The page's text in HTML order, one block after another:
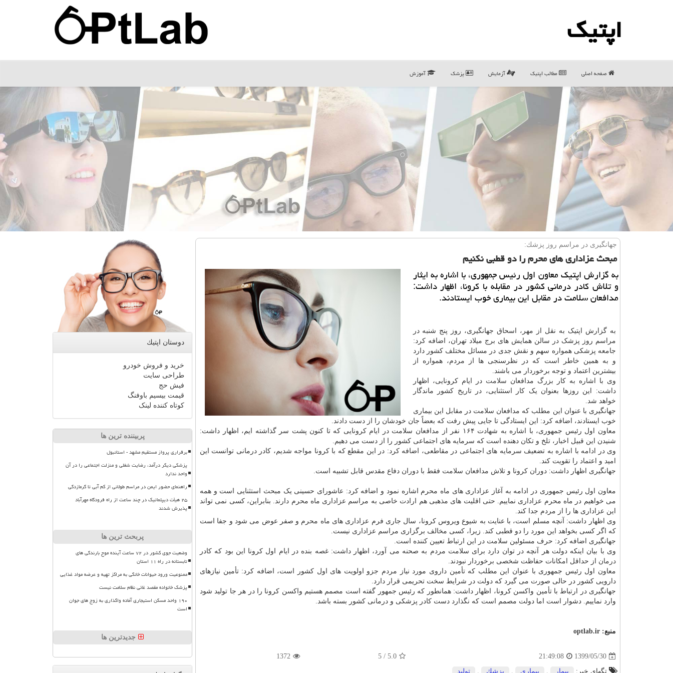
اپتیك
صفحه اصلی مطالب اپتیك آزمایش پزشک آموزش
جهانگیری در مراسم روز پزشك:
مبحث عزاداری های محرم را دو قطبی نكنیم
به گزارش اپتیك معاون اول رئیس جمهوری، با اشاره به ایثار
و تلاش كادر درمانی كشور در مقابله با كرونا، اظهار داشت:
مدافعان سلامت در مقابل این بیماری خوب ایستادند.
به گزارش اپتیک به نقل از مهر، اسحاق جهانگیری، روز پنج شنبه در
مراسم روز پزشک در سالن همایش های برج میلاد تهران، اضافه کرد:
جامعه پزشکی همواره سهم و نقش جدی در مسائل مختلف کشور دارد
و به همین خاطر است که در نظرسنجی ها از مردم، همواره از
بیشترین اعتماد و توجه برخوردار می باشند.
وی با اشاره به کار بزرگ مدافعان سلامت در ایام کرونایی، اظهار
داشت: این روزها بعنوان یک کار استثنایی، در تاریخ کشور ماندگار
خواهد شد.
جهانگیری با عنوان این مطلب که مدافعان سلامت در مقابل این بیماری
خوب ایستادند، اضافه کرد: این ایستادگی تا جایی پیش رفت که بعضاً جان خودشان را از دست دادند.
معاون اول رئیس جمهوری، با اشاره به شهادت ۱۶۴ نفر از مدافعان سلامت در ایام کرونایی که تا کنون پشت سر گذاشته ایم، اظهار داشت:
شنیدن این قبیل اخبار، تلخ و تکان دهنده است که سرمایه های اجتماعی کشور را از دست می دهیم.
وی در ادامه با اشاره به تضعیف سرمایه های اجتماعی در مقاطعی، اضافه کرد: در این مقطع که با کرونا مواجه شدیم، کادر درمانی توانست این
امید و اعتماد را تقویت کند.
جهانگیری اظهار داشت: دوران کرونا و تلاش مدافعان سلامت فقط با دوران دفاع مقدس قابل تشبیه است.
معاون اول رئیس جمهوری در ادامه به آغاز عزاداری های ماه محرم اشاره نمود و اضافه کرد: عاشورای حسینی یک مبحث استثنایی است و همه
می خواهیم در ماه محرم عزاداری نماییم. حتی اقلیت های مذهبی هم ارادت خاصی به مراسم عزاداری ماه محرم دارند. بنابراین، کسی نمی تواند
این عزاداری ها را از مردم جدا کند.
وی اظهار داشت: آنچه مسلم است، با عنایت به شیوع ویروس کرونا، سال جاری فرم عزاداری های ماه محرم و صفر عوض می شود و جفا است
که اگر کسی بخواهد این مورد را دو قطبی کند. زیرا، کسی مخالف برگزاری مراسم عزاداری نیست.
جهانگیری اضافه کرد: حرف مسئولین سلامت در این ارتباط تعیین کننده است.
وی با بیان اینکه دولت هر آنچه در توان دارد برای سلامت مردم به صحنه می آورد، اظهار داشت: غصه بنده در ایام اول کرونا این بود که کادر
درمان از حداقل امکانات حفاظت شخصی برخوردار نبودند.
معاون اول رئیس جمهوری با عنوان این مطلب که تأمین داروی مورد نیاز مردم جزو اولویت های اول کشور است، اضافه کرد: تأمین نیازهای
دارویی کشور در حالی صورت می گیرد که دولت در شرایط سخت تحریمی قرار دارد.
جهانگیری در ارتباط با تأمین واکسن کرونا، اظهار داشت: همانطور که رئیس جمهور گفته است مصمم هستیم واکسن کرونا را در هر جا تولید شود
وارد نماییم. دشوار است اما دولت مصمم است که نگذارد دست کادر پزشکی و درمانی کشور بسته باشد.
منبع: optlab.ir
1399/05/30
21:49:08
5.0
/
5
1372
تگهای خبر: بیمار , بیماری , پزشك , تولید
دوستان اپتیك
خرید و فروش خودرو
طراحی سایت
فیش حج
قیمت بیسیم باوفنگ
کوتاه کننده لینک
پربیننده ترین ها
برقراری پرواز مستقیم مشهد - استانبول
پزشکی دیگر درآمد، رضایت شغلی و منزلت اجتماعی را در آن
واحد ندارد
راهنمای حضور ایمن در مراسم طولانی از کم آبی تا گرمازدگی
۲۵ هیأت دیپلماتیک در چند ساعت از راه فرودگاه مهرآباد
پذیرش شدند
پربحث ترین ها
وضعیت جوی کشور در ۷۲ ساعت آینده موج بارندگی های
تابستانه در راه ۱۱ استان
ممنوعیت ورود حیوانات خانگی به مراکز تهیه و عرضه مواد غذایی
پزشک خانواده مقصد غائی نظام سلامت نیست
۱۹۰ واحد مسکن استیجاری آماده واگذاری به زوج های جوان
است
جدیدترین ها